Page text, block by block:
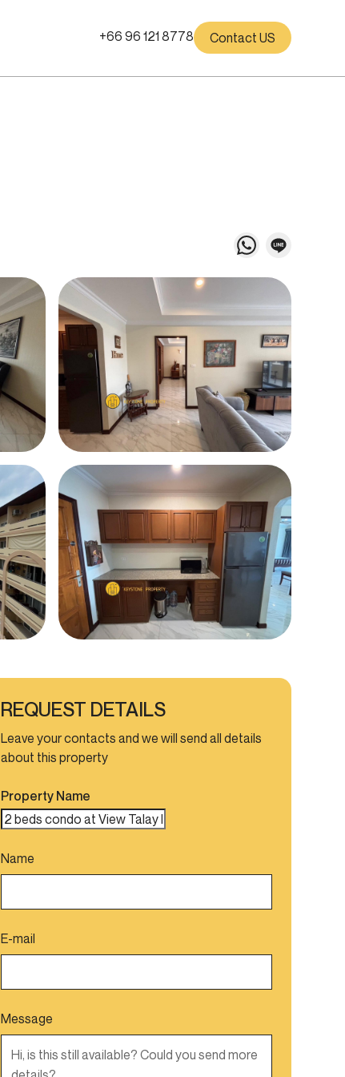
+66 96 121 8778 Contact US
REQUEST DETAILS
Leave your contacts and we will send all details
about this property
Property Name
Name
E-mail
Message